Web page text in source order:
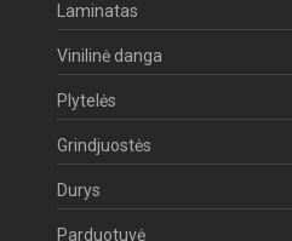
Laminatas
Vinilinė danga
Plytelės
Grindjuostės
Durys
Parduotuvė